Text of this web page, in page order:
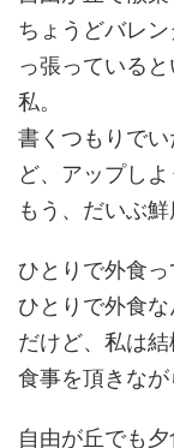
ちょうどバレ
っ張っている
私。
書くつもりで
ど、アップしよ
もう、だいぶ
ひとりで外食
ひとりで外食
だけど、私は結
食事を頂きなが
自由が丘でも夕